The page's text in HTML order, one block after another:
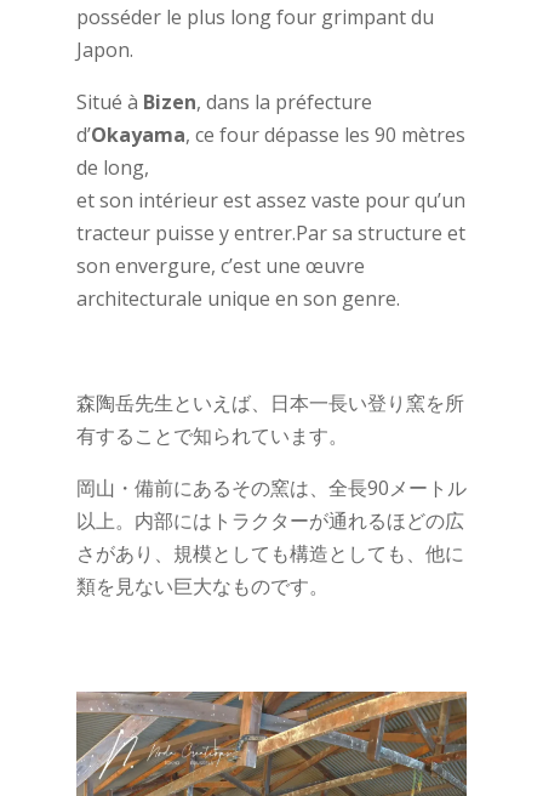
posséder le plus long four grimpant du
Japon.
Situé à Bizen, dans la préfecture
d’Okayama, ce four dépasse les 90 mètres
de long,
et son intérieur est assez vaste pour qu’un
tracteur puisse y entrer.Par sa structure et
son envergure, c’est une œuvre
architecturale unique en son genre.
森陶岳先生といえば、日本一長い登り窯を所
有することで知られています。
岡山・備前にあるその窯は、全長90メートル
以上。内部にはトラクターが通れるほどの広
さがあり、規模としても構造としても、他に
類を見ない巨大なものです。